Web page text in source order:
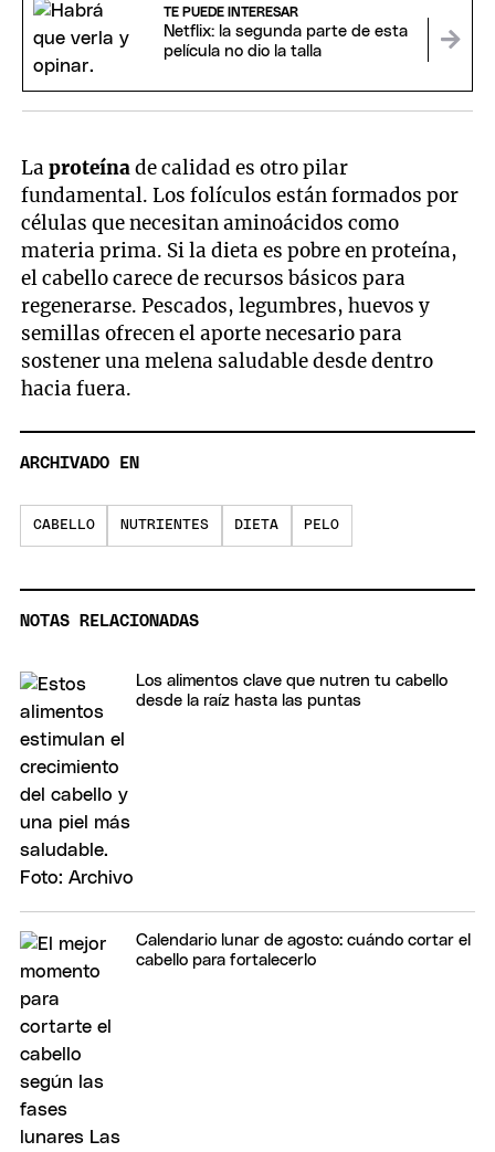
TE PUEDE INTERESAR
Netflix: la segunda parte de esta
película no dio la talla
Laproteínade calidad es otro pilar
fundamental. Los folículos están formados por
células que necesitan aminoácidos como
materia prima. Si la dieta es pobre en proteína,
el cabello carece de recursos básicos para
regenerarse. Pescados, legumbres, huevos y
semillas ofrecen el aporte necesario para
sostener una melena saludable desde dentro
hacia fuera.
ARCHIVADO EN
CABELLO NUTRIENTES DIETA PELO
NOTAS RELACIONADAS
Los alimentos clave que nutren tu cabello
desde la raíz hasta las puntas
Calendario lunar de agosto: cuándo cortar el
cabello para fortalecerlo